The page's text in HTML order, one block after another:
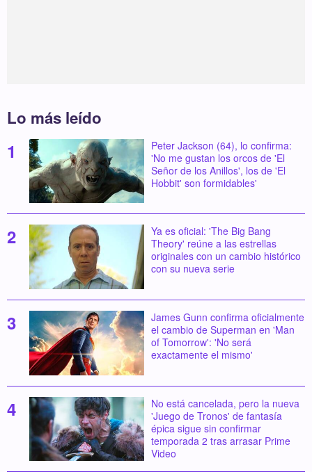
Lo más leído
Peter Jackson (64), lo confirma:
'No me gustan los orcos de 'El
Señor de los Anillos', los de 'El
Hobbit' son formidables'
Ya es oficial: 'The Big Bang
Theory' reúne a las estrellas
originales con un cambio histórico
con su nueva serie
James Gunn confirma oficialmente
el cambio de Superman en 'Man
of Tomorrow': 'No será
exactamente el mismo'
No está cancelada, pero la nueva
'Juego de Tronos' de fantasía
épica sigue sin confirmar
temporada 2 tras arrasar Prime
Video